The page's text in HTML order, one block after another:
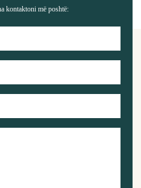
kontaktoni më poshtë: